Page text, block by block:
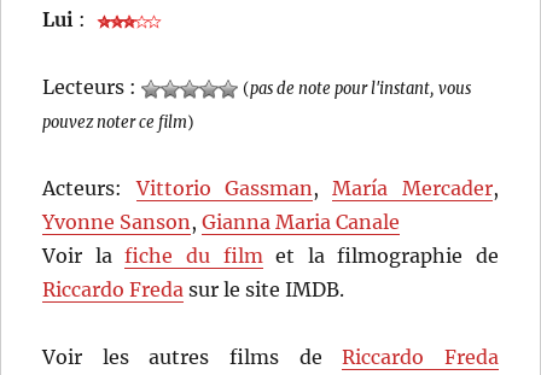
Lui :
Lecteurs : (pas de note pour l'instant, vous
pouvez noter ce film)
Acteurs:Vittorio Gassman,María Mercader,
Yvonne Sanson,Gianna Maria Canale
Voir lafiche du filmet la filmographie de
Riccardo Freda sur le site IMDB.
Voir les autres films deRiccardo Freda